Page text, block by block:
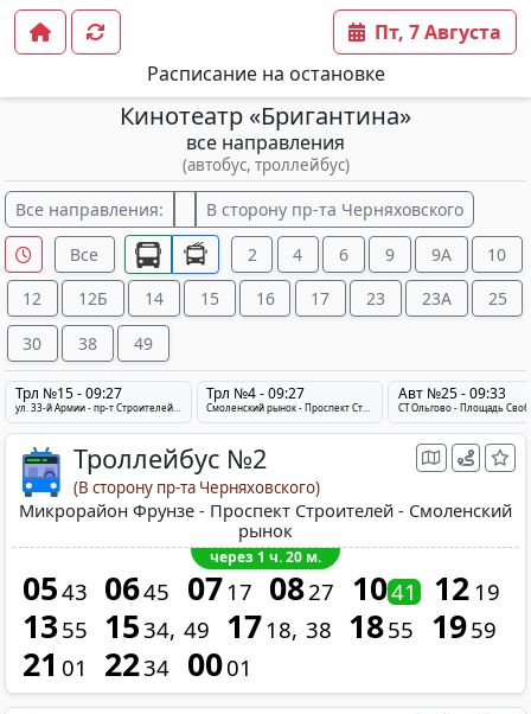
Расписание на остановке
Пт, 7 Августа
Кинотеатр «Бригантина»
все направления
(автобус, троллейбус)
Все направления: В сторону пр-та Черняховского
Все 2 4 6 9 9А
10
12
12Б 14 15 16 17 23 23A
25
30
38 49
Трл №15 - 09:27
ул. 33-й Армии - пр-т Строителей - Котельная «Северная»
Трл №4 - 09:27 Авт №25 - 09:33
Троллейбус №2
(В сторону пр-та Черняховского)
Микрорайон Фрунзе - Проспект Строителей - Смоленский
рынок
через 1 ч. 20 м.
0543 0645 07 17 0827 1041 12 19
1355 1534 49 17 18 38 1855 1959
21 01 2234 0001